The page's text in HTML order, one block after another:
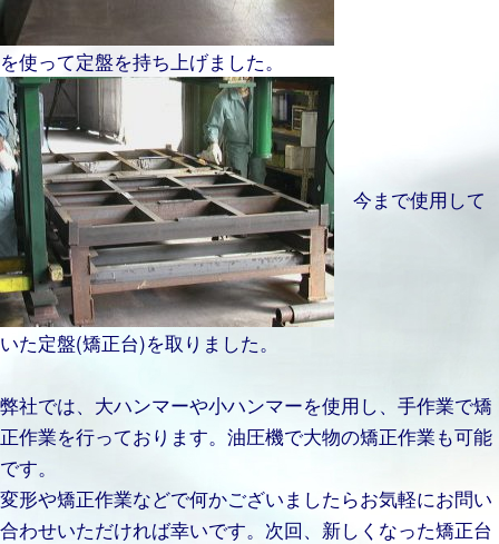
を使って定盤を持ち上げました。
今まで使用して
いた定盤(矯正台)を取りました。
弊社では、大ハンマーや小ハンマーを使用し、手作業で矯
正作業を行っております。油圧機で大物の矯正作業も可能
です。
変形や矯正作業などで何かございましたらお気軽にお問い
合わせいただければ幸いです。次回、新しくなった矯正台